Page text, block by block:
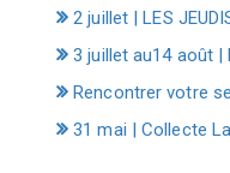
2 juillet | LES
3 juillet au14 août |
Rencontrer votre
31 mai | Collecte